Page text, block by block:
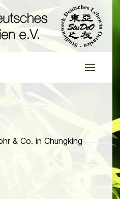
& Co. in Chungking